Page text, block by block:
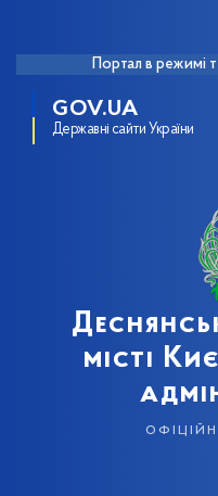
Портал в режимі
GOV.UA
Державні сайти України
місті